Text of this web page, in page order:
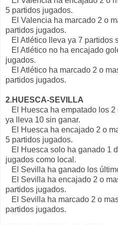
5 partidos jugados.
El Valencia ha marcado 2 o
partidos jugados.
El Atlético lleva ya 7 partidos
El Atlético no ha encajado
jugados.
El Atlético ha marcado 2 o
partidos jugados.
2.HUESCA-SEVILLA
El Huesca ha empatado los
ya lleva 10 sin ganar.
El Huesca ha encajado 2 o
5 partidos jugados.
El Huesca solo ha ganado 1
jugados como local.
El Sevilla ha ganado los
El Sevilla ha encajado 2 o
partidos jugados.
El Sevilla ha marcado 2 o
partidos jugados.